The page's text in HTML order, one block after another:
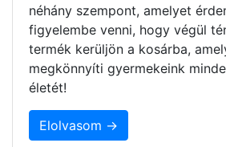
néhány szempont, amelyet
figyelembe venni, hogy végül
termék kerüljön a kosárba,
megkönnyíti gyermekeink
életét!
Elolvasom →